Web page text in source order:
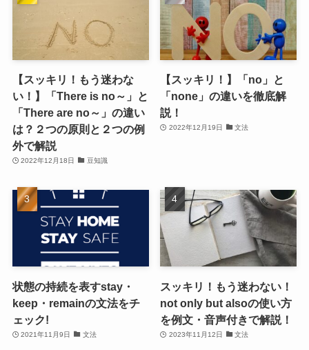
【スッキリ！もう迷わな
い！】「There is no～」と
「There are no～」の違い
は？２つの原則と２つの例
外で解説
2022年12月18日 豆知識
【スッキリ！】「no」と
「none」の違いを徹底解
説！
2022年12月19日 文法
状態の持続を表すstay・
keep・remainの文法をチ
ェック!
2021年11月9日 文法
スッキリ！もう迷わない！
not only but alsoの使い方
を例文・音声付きで解説！
2023年11月12日 文法